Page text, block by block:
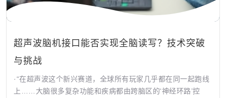
超声波脑机接口能否实现全脑读写？技术突破
与挑战
·“在超声波这个新兴赛道，全球所有玩家几乎都在同一起跑线
上……大脑很多复杂功能和疾病都由跨脑区的‘神经环路’控